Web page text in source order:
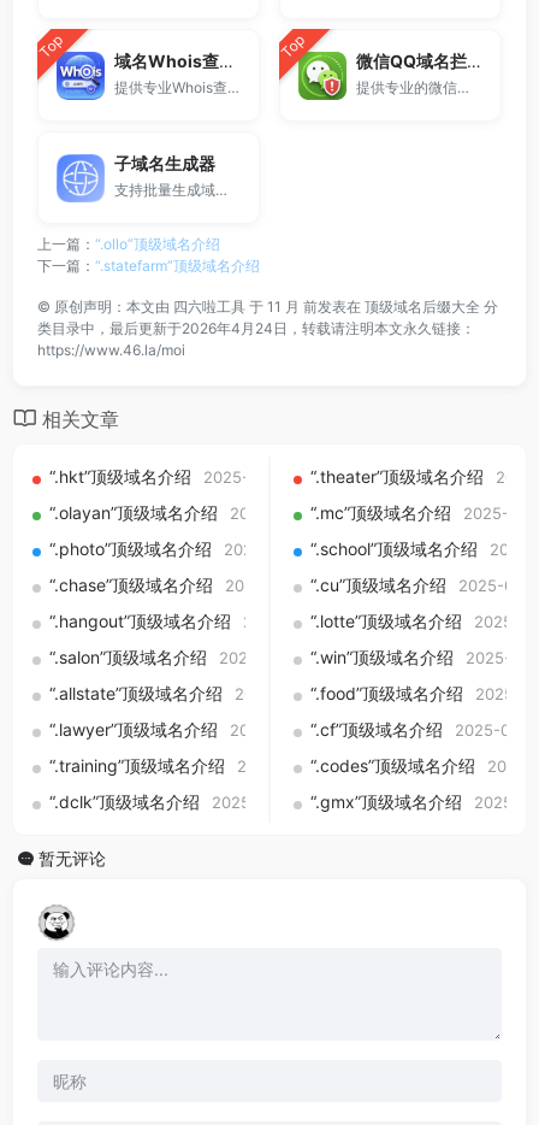
Top 域名Whois查询工具
提供专业Whois查询与域名信息查询服务，支持查询域名注册信息、注册商、到期时间及DNS记录，适用于域名检测、SEO分析及站长工具使用。
Top 微信QQ域名拦截检测
提供专业的微信拦截检测、QQ拦截检测、域名被墙检测服务，一键查询网站是否被封、被拦截或被限制访问。
子域名生成器
支持批量生成域名与泛解析子域名，适用于站群部署、SEO测试与开发环境使用。
上一篇： “.ollo”顶级域名介绍
下一篇： “.statefarm”顶级域名介绍
© 原创声明：本文由 四六啦工具 于 11 月 前发表在 顶级域名后缀大全 分
类目录中，最后更新于2026年4月24日，转载请注明本文永久链接：
https://www.46.la/moi
相关文章
“.hkt”顶级域名介绍 2025-09-01 “.theater”顶级域名介绍
“.olayan”顶级域名介绍 2025-09-01“.mc”顶级域名介绍 2025-09-
“.photo”顶级域名介绍 2025-09-01“.school”顶级域名介绍 2025-
“.chase”顶级域名介绍 2025-09-01“.cu”顶级域名介绍 2025-09-
“.hangout”顶级域名介绍 2025-09-01“.lotte”顶级域名介绍 2025-
“.salon”顶级域名介绍 2025-09-01 “.win”顶级域名介绍 2025-09-
“.allstate”顶级域名介绍 2025-09-01“.food”顶级域名介绍 2025-
“.lawyer”顶级域名介绍 2025-09-01“.cf”顶级域名介绍 2025-09-
“.training”顶级域名介绍 2025-09-01“.codes”顶级域名介绍 2025-
“.dclk”顶级域名介绍 2025-09-01 “.gmx”顶级域名介绍 2025-
暂无评论